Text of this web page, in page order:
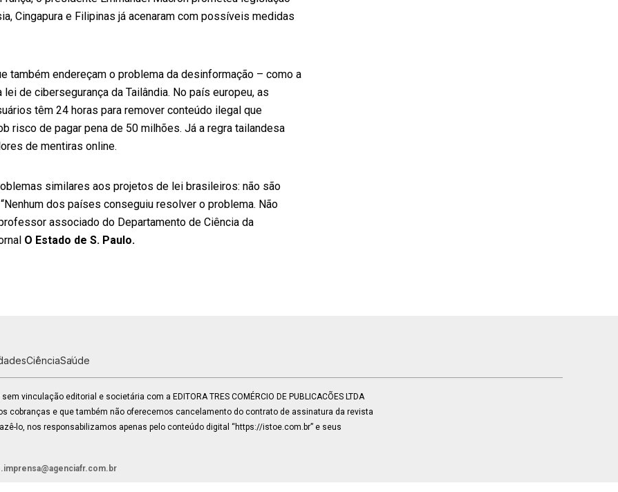
Cingapura e Filipinas já acenaram com possíveis medidas
também endereçam o problema da desinformação – como a
de cibersegurança da Tailândia. No país europeu, as
têm 24 horas para remover conteúdo ilegal que
risco de pagar pena de 50 milhões. Já a regra tailandesa
de mentiras online.
similares aos projetos de lei brasileiros: não são
dos países conseguiu resolver o problema. Não
associado do Departamento de Ciência da
O Estado de S. Paulo.
CiênciaSaúde
vinculação editorial e societária com a EDITORA TRES COMÉRCIO DE PUBLICACÕES LTDA
cobranças e que também não oferecemos cancelamento do contrato de assinatura da revista
lo, nos responsabilizamos apenas pelo conteúdo digital “https://istoe.com.br” e seus